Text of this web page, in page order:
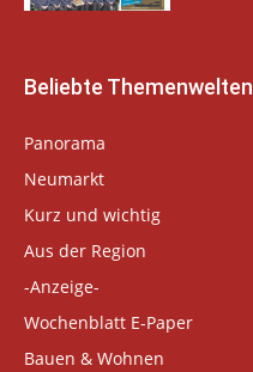
Beliebte Themenwelten
Panorama
Neumarkt
Kurz und wichtig
Aus der Region
-Anzeige-
Wochenblatt E-Paper
Bauen & Wohnen